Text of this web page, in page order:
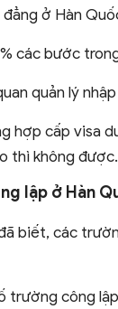
ở Hàn
các bước
quản lý
hợp cấp visa
thì không được.
lập ở Hàn
biết, các
trường công